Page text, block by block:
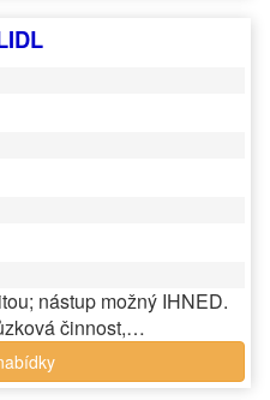
nástup možný IHNED.
činnost,…